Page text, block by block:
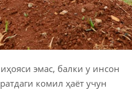
эмас, балки у инсон
комил ҳаёт учун